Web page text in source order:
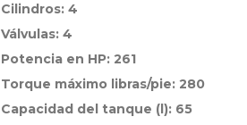
Cilindros: 4
Válvulas: 4
Potencia en HP: 261
Torque máximo libras/pie: 280
Capacidad del tanque (l): 65